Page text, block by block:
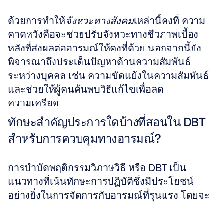
ด้วยการทำให้จังหวะทางสังคมเหล่านี้คงที่ ความ
คาดหวังคือจะช่วยปรับจังหวะทางชีวภาพเบื้อง
หลังที่ส่งผลต่ออารมณ์ให้คงที่ด้วย นอกจากนี้ยัง
พิจารณาถึงประเด็นปัญหาด้านความสัมพันธ์
ระหว่างบุคคล เช่น ความขัดแย้งในความสัมพันธ์
และช่วยให้ผู้คนค้นพบวิธีแก้ไขเพื่อลด
ความเครียด
ทักษะสำคัญประการใดบ้างที่สอนใน DBT
สำหรับการควบคุมทางอารมณ์?
การบำบัดพฤติกรรมวิภาษวิธี หรือ DBT เป็น
แนวทางที่เน้นทักษะการปฏิบัติซึ่งมีประโยชน์
อย่างยิ่งในการจัดการกับอารมณ์ที่รุนแรง โดยจะ